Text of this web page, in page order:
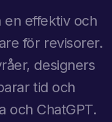
en effektiv och
för revisorer.
designers
tid och
och ChatGPT.